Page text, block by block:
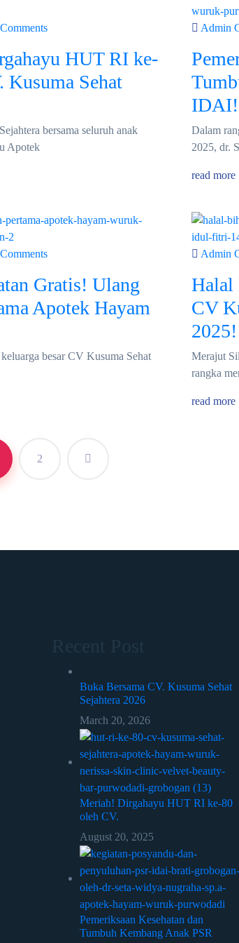
HUT RI ke-
Kusuma Sehat
bersama seluruh anak
Apotek
Admin
IDAI!
Dalam
2025, dr.
read more
Gratis! Ulang
Apotek Hayam
besar CV Kusuma Sehat
Admin
Halal
CV
2025!
Merajut
rangka
read more
2
Buka Bersama CV. Kusuma Sehat
Sejahtera 2026
March 20, 2026
Meriah! Dirgahayu HUT RI ke-80
oleh CV.
August 20, 2025
Pemeriksaan Kesehatan dan
Tumbuh Kembang Anak PSR